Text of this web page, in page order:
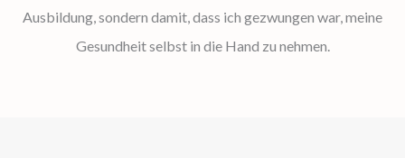
Ausbildung, sondern damit, dass ich gezwungen war, meine
Gesundheit selbst in die Hand zu nehmen.